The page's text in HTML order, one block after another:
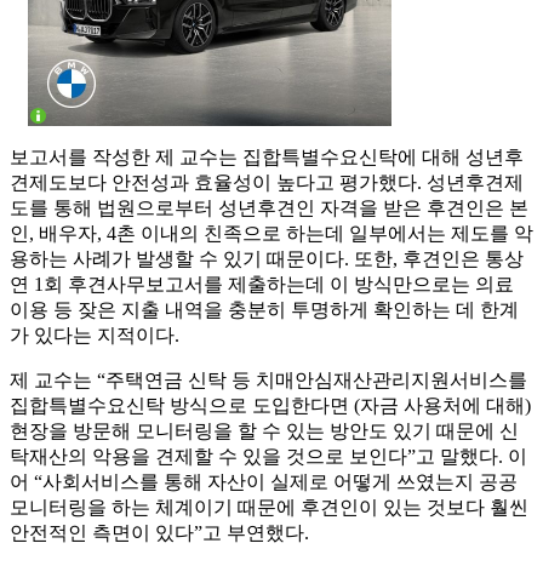
보고서를 작성한 제 교수는 집합특별수요신탁에 대해 성년후
견제도보다 안전성과 효율성이 높다고 평가했다. 성년후견제
도를 통해 법원으로부터 성년후견인 자격을 받은 후견인은 본
인, 배우자, 4촌 이내의 친족으로 하는데 일부에서는 제도를 악
용하는 사례가 발생할 수 있기 때문이다. 또한, 후견인은 통상
연 1회 후견사무보고서를 제출하는데 이 방식만으로는 의료
이용 등 잦은 지출 내역을 충분히 투명하게 확인하는 데 한계
가 있다는 지적이다.
제 교수는 “주택연금 신탁 등 치매안심재산관리지원서비스를
집합특별수요신탁 방식으로 도입한다면 (자금 사용처에 대해)
현장을 방문해 모니터링을 할 수 있는 방안도 있기 때문에 신
탁재산의 악용을 견제할 수 있을 것으로 보인다”고 말했다. 이
어 “사회서비스를 통해 자산이 실제로 어떻게 쓰였는지 공공
모니터링을 하는 체계이기 때문에 후견인이 있는 것보다 훨씬
안전적인 측면이 있다”고 부연했다.